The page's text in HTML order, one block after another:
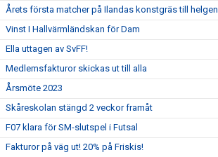
Årets första matcher på Ilandas konstgräs till helgen
Vinst I Hallvärmländskan för Dam
Ella uttagen av SvFF!
Medlemsfakturor skickas ut till alla
Årsmöte 2023
Skåreskolan stängd 2 veckor framåt
F07 klara för SM-slutspel i Futsal
Fakturor på väg ut! 20% på Friskis!